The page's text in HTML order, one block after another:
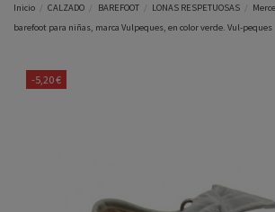
Inicio CALZADO BAREFOOT LONAS RESPETUOSAS
barefoot para niñas, marca Vulpeques, en color verde. Vul-peques
-5,20 €